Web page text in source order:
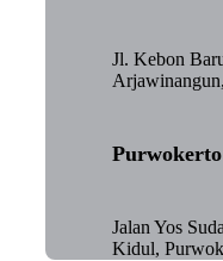
Jl. Kebon
Purwokerto
Jalan Yos
Kidul,